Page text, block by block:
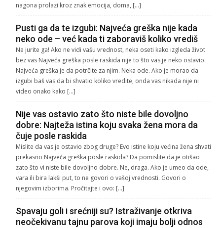
nagona prolazi kroz znak emocija, doma, […]
Pusti ga da te izgubi: Najveća greška nije kada
neko ode – već kada ti zaboraviš koliko vrediš
Ne jurite ga! Ako ne vidi vašu vrednost, neka oseti kako izgleda život
bez vas Najveća greška posle raskida nije to što vas je neko ostavio.
Najveća greška je da potrčite za njim. Neka ode. Ako je morao da
izgubi baš vas da bi shvatio koliko vredite, onda vas nikada nije ni
video onako kako […]
Nije vas ostavio zato što niste bile dovoljno
dobre: Najteža istina koju svaka žena mora da
čuje posle raskida
Mislite da vas je ostavio zbog druge? Evo istine koju većina žena shvati
prekasno Najveća greška posle raskida? Da pomislite da je otišao
zato što vi niste bile dovoljno dobre. Ne, draga. Ako je umeo da ode,
vara ili bira lakši put, to ne govori o vašoj vrednosti. Govori o
njegovim izborima. Pročitajte i ovo: […]
Spavaju goli i srećniji su? Istraživanje otkriva
neočekivanu tajnu parova koji imaju bolji odnos